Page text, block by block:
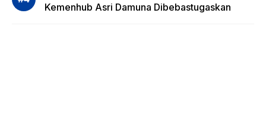
Kemenhub Asri Damuna Dibebastugaskan